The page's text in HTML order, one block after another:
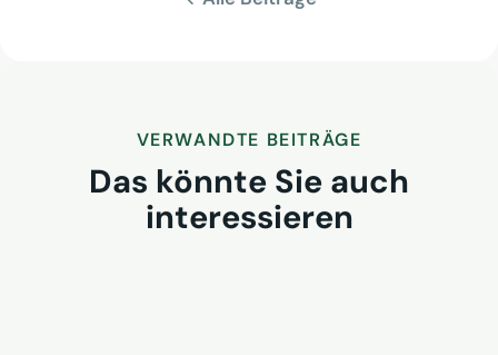
VERWANDTE BEITRÄGE
Das könnte Sie auch
interessieren